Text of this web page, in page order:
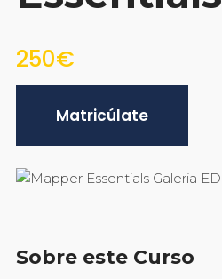
250€
Matricúlate
Sobre este Curso